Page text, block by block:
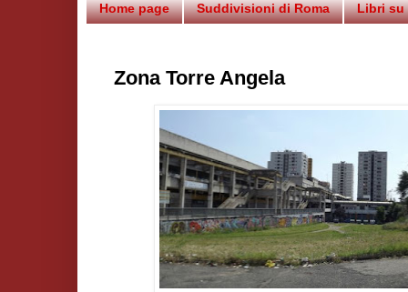
Home page Suddivisioni di Roma Libri su
Zona Torre Angela